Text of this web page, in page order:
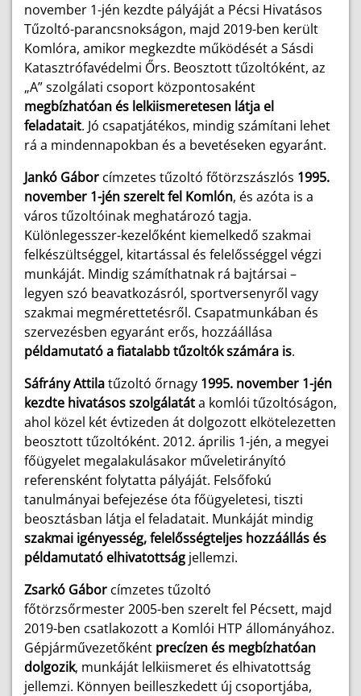
november 1-jén kezdte pályáját a Pécsi Hivatásos
Tűzoltó-parancsnokságon, majd 2019-ben került
Komlóra, amikor megkezdte működését a Sásdi
Katasztrófavédelmi Őrs. Beosztott tűzoltóként, az
„A” szolgálati csoport központosaként
megbízhatóan és lelkiismeretesen látja el
feladatait. Jó csapatjátékos, mindig számítani lehet
rá a mindennapokban és a bevetéseken egyaránt.
Jankó Gábor címzetes tűzoltó főtörzszászlós 1995.
november 1-jén szerelt fel Komlón, és azóta is a
város tűzoltóinak meghatározó tagja.
Különlegesszer-kezelőként kiemelkedő szakmai
felkészültséggel, kitartással és felelősséggel végzi
munkáját. Mindig számíthatnak rá bajtársai –
legyen szó beavatkozásról, sportversenyről vagy
szakmai megmérettetésről. Csapatmunkában és
szervezésben egyaránt erős, hozzáállása
példamutató a fiatalabb tűzoltók számára is.
Sáfrány Attilatűzoltó őrnagy 1995. november 1-jén
kezdte hivatásos szolgálatáta komlói tűzoltóságon,
ahol közel két évtizeden át dolgozott elkötelezetten
beosztott tűzoltóként. 2012. április 1-jén, a megyei
főügyelet megalakulásakor műveletirányító
referensként folytatta pályáját. Felsőfokú
tanulmányai befejezése óta főügyeletesi, tiszti
beosztásban látja el feladatait. Munkáját mindig
szakmai igényesség, felelősségteljes hozzáállás és
példamutató elhivatottság jellemzi.
Zsarkó Gábor címzetes tűzoltó
főtörzsőrmester2005-ben szerelt fel Pécsett, majd
2019-ben csatlakozott a Komlói HTP állományához.
Gépjárművezetőként precízen és megbízhatóan
dolgozik, munkáját lelkiismeret és elhivatottság
jellemzi. Könnyen beilleszkedett új csoportjába,